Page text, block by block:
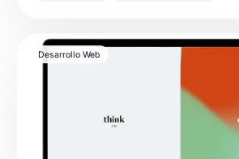
Desarrollo Web